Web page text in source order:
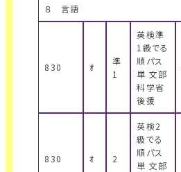
８ 言語
830 ｵ
準
1
英検準
1級でる
順パス
単 文部
科学省
後援
830 ｵ 2
英検2
級でる
順パス
単 文部